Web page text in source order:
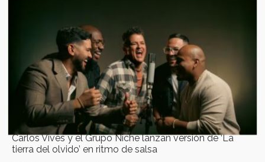
Carlos Vives y el Grupo Niche lanzan versión de ‘La
tierra del olvido’ en ritmo de salsa